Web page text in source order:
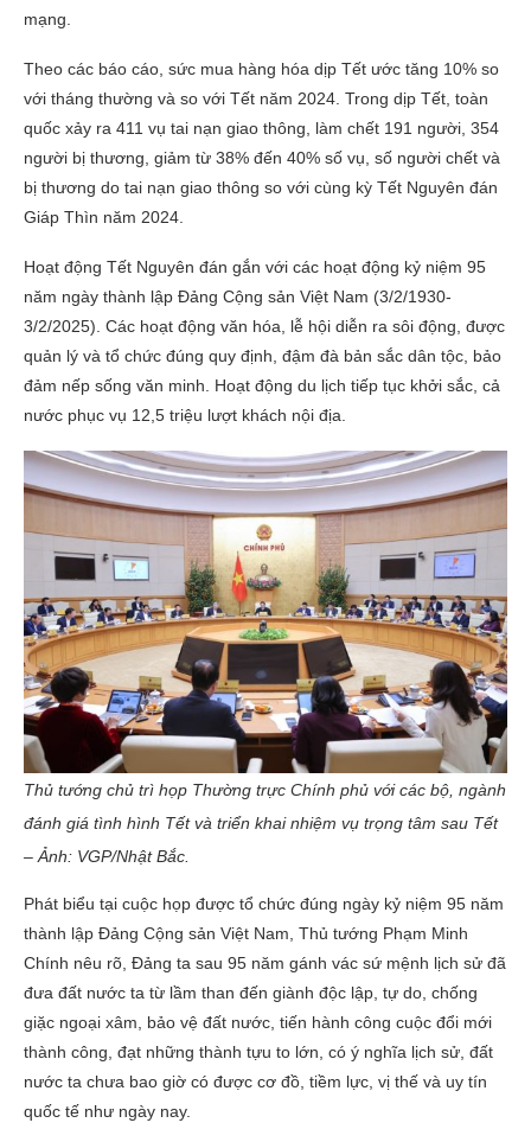
mạng.
Theo các báo cáo, sức mua hàng hóa dịp Tết ước tăng 10% so
với tháng thường và so với Tết năm 2024. Trong dịp Tết, toàn
quốc xảy ra 411 vụ tai nạn giao thông, làm chết 191 người, 354
người bị thương, giảm từ 38% đến 40% số vụ, số người chết và
bị thương do tai nạn giao thông so với cùng kỳ Tết Nguyên đán
Giáp Thìn năm 2024.
Hoạt động Tết Nguyên đán gắn với các hoạt động kỷ niệm 95
năm ngày thành lập Đảng Cộng sản Việt Nam (3/2/1930-
3/2/2025). Các hoạt động văn hóa, lễ hội diễn ra sôi động, được
quản lý và tổ chức đúng quy định, đậm đà bản sắc dân tộc, bảo
đảm nếp sống văn minh. Hoạt động du lịch tiếp tục khởi sắc, cả
nước phục vụ 12,5 triệu lượt khách nội địa.
Thủ tướng chủ trì họp Thường trực Chính phủ với các bộ, ngành
đánh giá tình hình Tết và triển khai nhiệm vụ trọng tâm sau Tết
– Ảnh: VGP/Nhật Bắc.
Phát biểu tại cuộc họp được tổ chức đúng ngày kỷ niệm 95 năm
thành lập Đảng Cộng sản Việt Nam, Thủ tướng Phạm Minh
Chính nêu rõ, Đảng ta sau 95 năm gánh vác sứ mệnh lịch sử đã
đưa đất nước ta từ lầm than đến giành độc lập, tự do, chống
giặc ngoại xâm, bảo vệ đất nước, tiến hành công cuộc đổi mới
thành công, đạt những thành tựu to lớn, có ý nghĩa lịch sử, đất
nước ta chưa bao giờ có được cơ đồ, tiềm lực, vị thế và uy tín
quốc tế như ngày nay.